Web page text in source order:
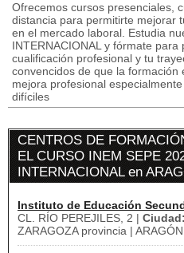
Ofrecemos cursos presenciales,
distancia para permitirte mejorar
en el mercado laboral. Estudia
INTERNACIONAL y fórmate
cualificación profesional y tu
convencidos de que la formación
mejora profesional
difíciles
CENTROS DE
EL CURSO INEM SEPE
INTERNACIONAL en
Instituto de Educación
CL. RÍO PEREJILES, 2 | Ciudad:
ZARAGOZA provincia |